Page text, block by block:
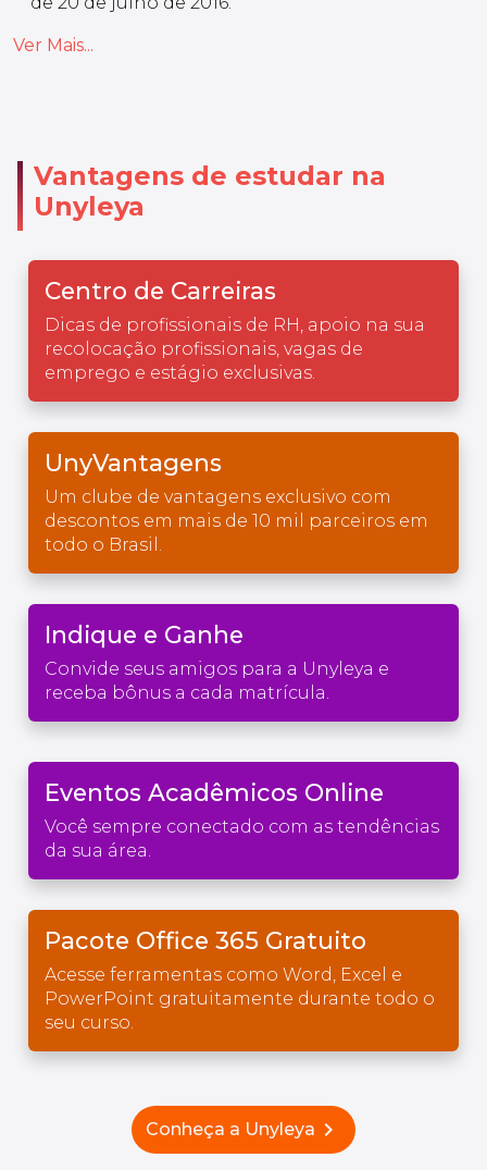
Ver Mais...
Vantagens de estudar na
Unyleya
Centro de Carreiras
Dicas de profissionais de RH, apoio na sua
recolocação profissionais, vagas de
emprego e estágio exclusivas.
UnyVantagens
Um clube de vantagens exclusivo com
descontos em mais de 10 mil parceiros em
todo o Brasil.
Indique e Ganhe
Convide seus amigos para a Unyleya e
receba bônus a cada matrícula.
Eventos Acadêmicos Online
Você sempre conectado com as tendências
da sua área.
Pacote Office 365 Gratuito
Acesse ferramentas como Word, Excel e
PowerPoint gratuitamente durante todo o
seu curso.
Conheça a Unyleya chevron_right